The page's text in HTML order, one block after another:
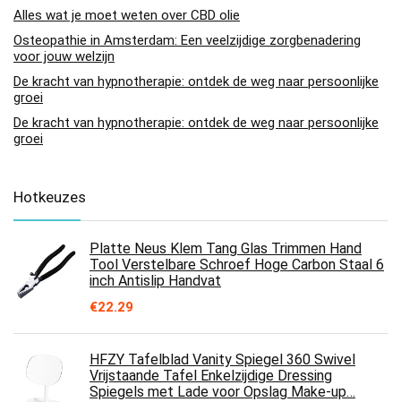
Alles wat je moet weten over CBD olie
Osteopathie in Amsterdam: Een veelzijdige zorgbenadering
voor jouw welzijn
De kracht van hypnotherapie: ontdek de weg naar persoonlijke
groei
De kracht van hypnotherapie: ontdek de weg naar persoonlijke
groei
Hotkeuzes
Platte Neus Klem Tang Glas Trimmen Hand
Tool Verstelbare Schroef Hoge Carbon Staal 6
inch Antislip Handvat
€22.29
HFZY Tafelblad Vanity Spiegel 360 Swivel
Vrijstaande Tafel Enkelzijdige Dressing
Spiegels met Lade voor Opslag Make-up…